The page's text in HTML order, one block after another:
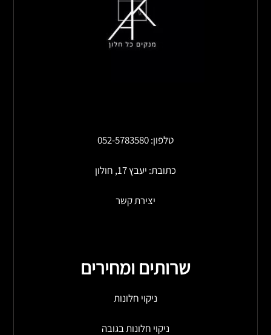
טלפון: 052-5783580
כתובת: יעבץ 17, חולון
יצירת קשר
שרותים ומחירים
ניקוי חלונות
ניקוי חלונות בגובה